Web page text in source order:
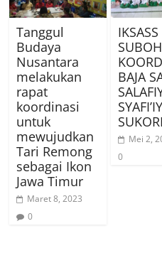
Tanggul
Budaya
Nusantara
melakukan
rapat
koordinasi
untuk
mewujudkan
Tari Remong
sebagai Ikon
Jawa Timur
Maret 8, 2023
0
IKSASS
SUBOH
BAJA
Mei 2,
0